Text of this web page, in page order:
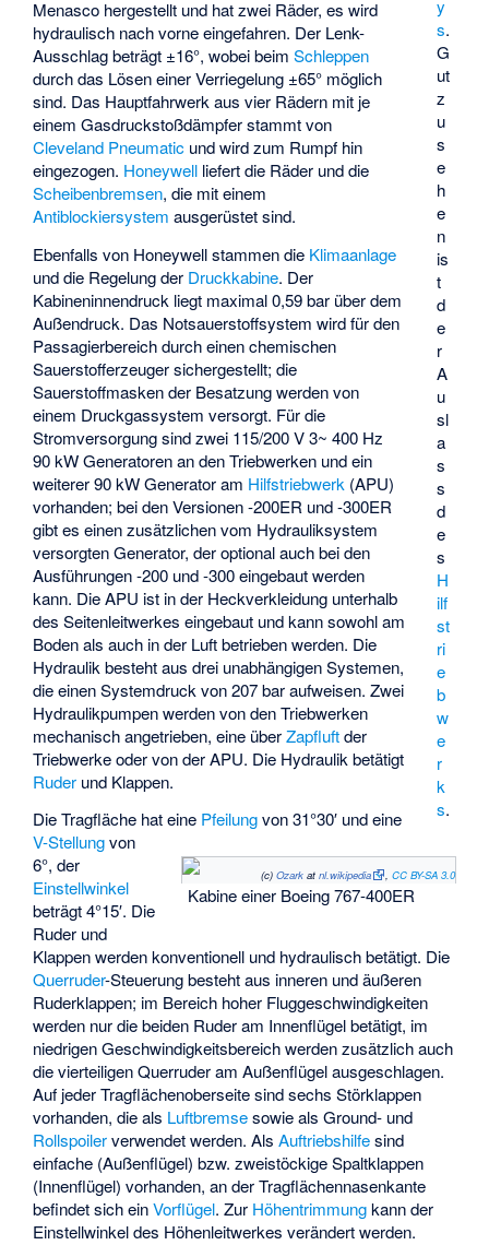
y
s.
G
ut
z
u
s
e
h
e
n
is
t
d
e
r
A
u
sl
a
s
s
d
e
s
H
ilf
st
ri
e
b
w
e
r
k
s.
Menasco hergestellt und hat zwei Räder, es wird
hydraulisch nach vorne eingefahren. Der Lenk-
Ausschlag beträgt ±16°, wobei beimSchleppen
durch das Lösen einer Verriegelung ±65° möglich
sind. Das Hauptfahrwerk aus vier Rädern mit je
einem Gasdruckstoßdämpfer stammt von
Cleveland Pneumatic und wird zum Rumpf hin
eingezogen. Honeywell liefert die Räder und die
Scheibenbremsen, die mit einem
Antiblockiersystem ausgerüstet sind.
(c) Ozarkat nl.wikipedia , CC BY-SA 3.0
Kabine einer Boeing 767-400ER
Ebenfalls von Honeywell stammen die Klimaanlage
und die Regelung der Druckkabine. Der
Kabineninnendruck liegt maximal 0,59 bar über dem
Außendruck. Das Notsauerstoffsystem wird für den
Passagierbereich durch einen chemischen
Sauerstofferzeuger sichergestellt; die
Sauerstoffmasken der Besatzung werden von
einem Druckgassystem versorgt. Für die
Stromversorgung sind zwei 115/200 V 3~ 400 Hz
90 kW Generatoren an den Triebwerken und ein
weiterer 90 kW Generator am Hilfstriebwerk (APU)
vorhanden; bei den Versionen -200ER und -300ER
gibt es einen zusätzlichen vom Hydrauliksystem
versorgten Generator, der optional auch bei den
Ausführungen -200 und -300 eingebaut werden
kann. Die APU ist in der Heckverkleidung unterhalb
des Seitenleitwerkes eingebaut und kann sowohl am
Boden als auch in der Luft betrieben werden. Die
Hydraulik besteht aus drei unabhängigen Systemen,
die einen Systemdruck von 207 bar aufweisen. Zwei
Hydraulikpumpen werden von den Triebwerken
mechanisch angetrieben, eine überZapfluftder
Triebwerke oder von der APU. Die Hydraulik betätigt
Ruder und Klappen.
Die Tragfläche hat eine Pfeilungvon 31°30′ und eine
V-Stellungvon
6°, der
Einstellwinkel
beträgt 4°15′. Die
Ruder und
Klappen werden konventionell und hydraulisch betätigt. Die
Querruder-Steuerung besteht aus inneren und äußeren
Ruderklappen; im Bereich hoher Fluggeschwindigkeiten
werden nur die beiden Ruder am Innenflügel betätigt, im
niedrigen Geschwindigkeitsbereich werden zusätzlich auch
die vierteiligen Querruder am Außenflügel ausgeschlagen.
Auf jeder Tragflächenoberseite sind sechs Störklappen
vorhanden, die als Luftbremsesowie als Ground- und
Rollspoilerverwendet werden. AlsAuftriebshilfesind
einfache (Außenflügel) bzw. zweistöckige Spaltklappen
(Innenflügel) vorhanden, an der Tragflächennasenkante
befindet sich einVorflügel. Zur Höhentrimmungkann der
Einstellwinkel des Höhenleitwerkes verändert werden.